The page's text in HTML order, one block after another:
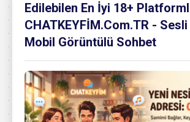
Edilebilen En İyi 18+
CHATKEYFİM.Com.TR - Sesli
Mobil Görüntülü Sohbet